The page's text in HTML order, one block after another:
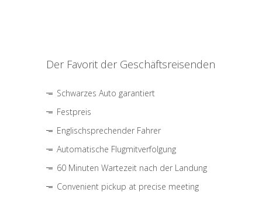
Der Favorit der Geschäftsreisenden
Schwarzes Auto garantiert
Festpreis
Englischsprechender Fahrer
Automatische Flugmitverfolgung
60 Minuten Wartezeit nach der Landung
Convenient pickup at precise meeting